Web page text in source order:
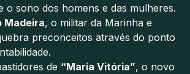
o sono dos homens e das mulheres.
Madeira, o militar da Marinha e
preconceitos através do ponto
de “Maria Vitória”, o novo